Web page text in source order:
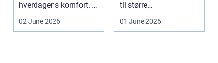
hverdagens komfort. I
en by som Aarhus, h...
02 June 2026
til større
produktionsvirksomhe
01 June 2026